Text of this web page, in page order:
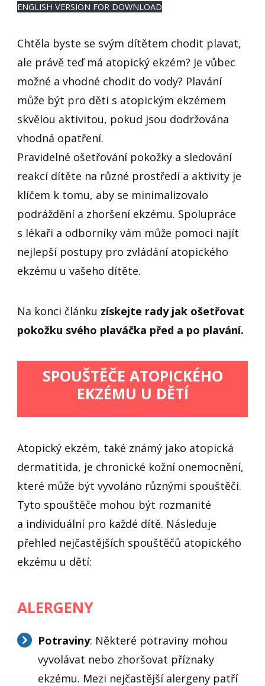
ENGLISH VERSION FOR DOWNLOAD
Chtěla byste se svým dítětem chodit plavat,
ale právě teď má atopický ekzém? Je vůbec
možné a vhodné chodit do vody? Plavání
může být pro děti s atopickým ekzémem
skvělou aktivitou, pokud jsou dodržována
vhodná opatření.
Pravidelné ošetřování pokožky a sledování
reakcí dítěte na různé prostředí a aktivity je
klíčem k tomu, aby se minimalizovalo
podráždění a zhoršení ekzému. Spolupráce
s lékaři a odborníky vám může pomoci najít
nejlepší postupy pro zvládání atopického
ekzému u vašeho dítěte.
Na konci článku získejte rady jak ošetřovat
pokožku svého plaváčka před a po plavání.
SPOUŠTĚČE ATOPICKÉHO
EKZÉMU U DĚTÍ
Atopický ekzém, také známý jako atopická
dermatitida, je chronické kožní onemocnění,
které může být vyvoláno různými spouštěči.
Tyto spouštěče mohou být rozmanité
a individuální pro každé dítě. Následuje
přehled nejčastějších spouštěčů atopického
ekzému u dětí:
ALERGENY
Potraviny: Některé potraviny mohou
vyvolávat nebo zhoršovat příznaky
ekzému. Mezi nejčastější alergeny patří